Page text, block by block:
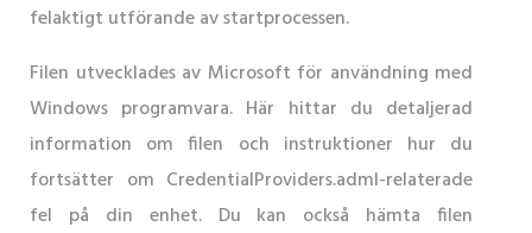
felaktigt utförande av startprocessen.
Filen utvecklades av Microsoft för användning med
Windows programvara. Här hittar du detaljerad
information om filen och instruktioner hur du
fortsätter om CredentialProviders.adml-relaterade
fel på din enhet. Du kan också hämta filen